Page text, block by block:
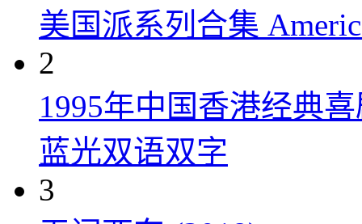
美国派系列合集
2
1995年中国香港经典
蓝光双语双字
3